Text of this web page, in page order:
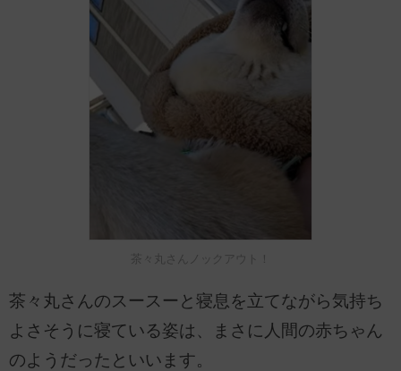
茶々丸さんノックアウト！
茶々丸さんのスースーと寝息を立てながら気持ち
よさそうに寝ている姿は、まさに人間の赤ちゃん
のようだったといいます。